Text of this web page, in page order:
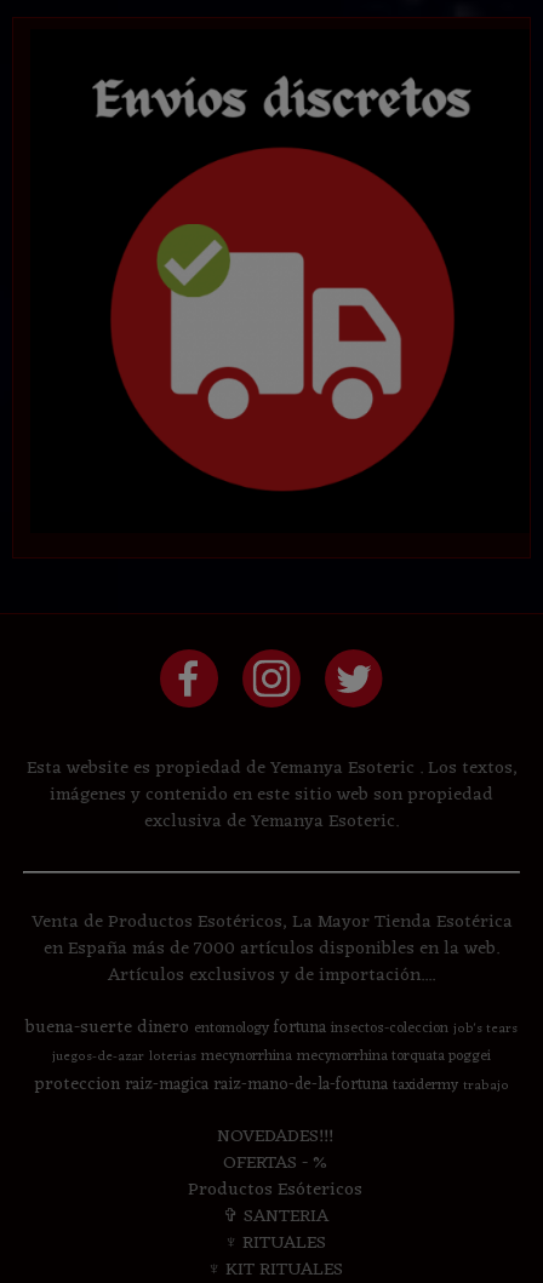
Esta website es propiedad de Yemanya Esoteric . Los textos,
imágenes y contenido en este sitio web son propiedad
exclusiva de Yemanya Esoteric.
Venta de Productos Esotéricos, La Mayor Tienda Esotérica
en España más de 7000 artículos disponibles en la web.
Artículos exclusivos y de importación....
buena-suertedinero entomologyfortunainsectos-coleccion job's tears
juegos-de-azar loterias mecynorrhinamecynorrhina torquata poggei
proteccion raiz-magica raiz-mano-de-la-fortunataxidermy trabajo
NOVEDADES!!!
OFERTAS - %
Productos Esótericos
✞ SANTERIA
♆ RITUALES
♆ KIT RITUALES